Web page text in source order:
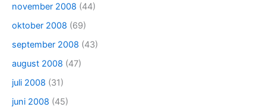
november 2008 (44)
oktober 2008 (69)
september 2008 (43)
august 2008 (47)
juli 2008 (31)
juni 2008 (45)